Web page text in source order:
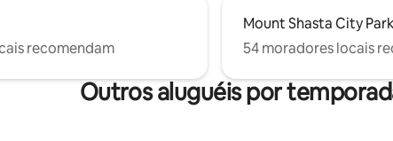
recomendam
Mount Shasta City
54 moradores locais
Outros aluguéis por